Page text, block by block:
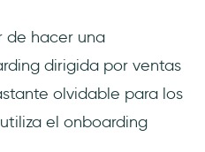
de hacer una
dirigida por ventas
olvidable para los
el onboarding